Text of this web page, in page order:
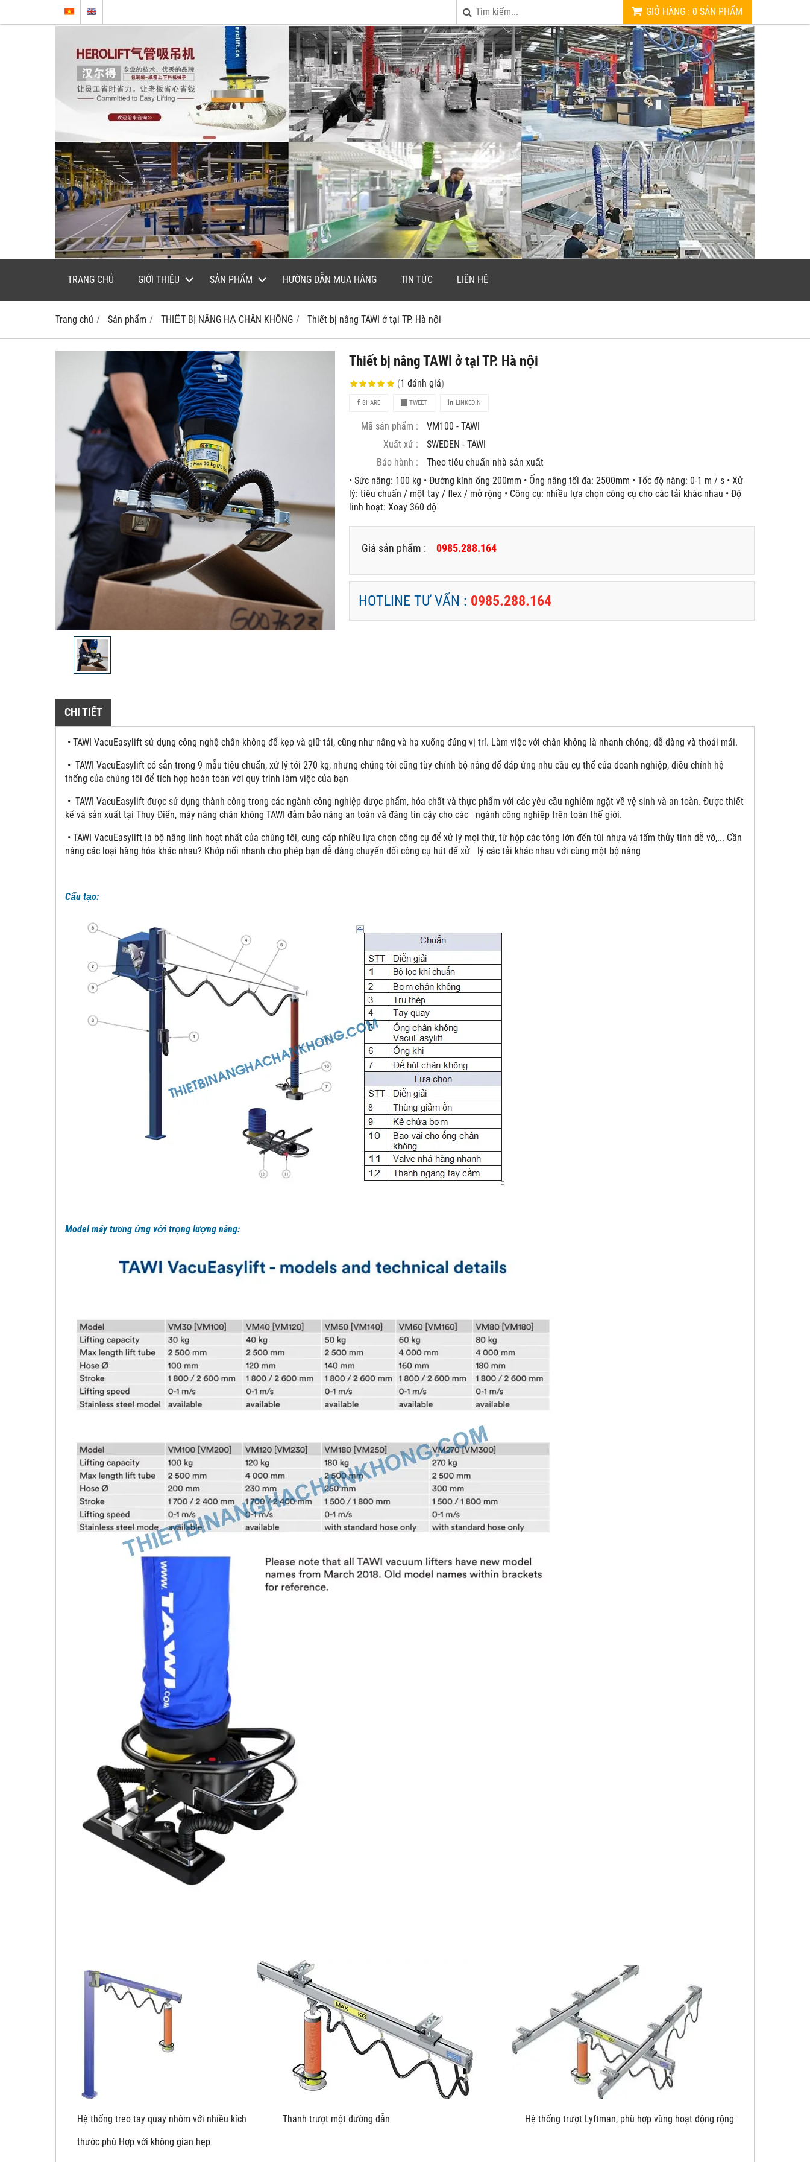
GIỎ HÀNG : 0 SẢN PHẨM
TRANG CHỦ GIỚI THIỆU SẢN PHẨM HƯỚNG DẪN MUA HÀNG TIN TỨC LIÊN HỆ
Trang chủ Sản phẩm THIẾT BỊ NÂNG HẠ CHÂN KHÔNG Thiết bị nâng TAWI ở tại TP. Hà nội
Thiết bị nâng TAWI ở tại TP. Hà nội
(1đánh giá)
SHARE TWEET LINKEDIN
Mã sản phẩm :
VM100 - TAWI
Xuất xứ :
SWEDEN - TAWI
Bảo hành :
Theo tiêu chuẩn nhà sản xuất
• Sức nâng: 100 kg • Đường kính ống 200mm • Ống nâng tối đa: 2500mm • Tốc độ nâng: 0-1 m / s • Xử
lý: tiêu chuẩn / một tay / flex / mở rộng • Công cụ: nhiều lựa chọn công cụ cho các tải khác nhau • Độ
linh hoạt: Xoay 360 độ
Giá sản phẩm : 0985.288.164
HOTLINE TƯ VẤN : 0985.288.164
CHI TIẾT
• TAWI VacuEasylift sử dụng công nghệ chân không để kẹp và giữ tải, cũng như nâng và hạ xuống đúng vị trí. Làm việc với chân không là nhanh chóng, dễ dàng và thoải mái.
• TAWI VacuEasylift có sẵn trong 9 mẫu tiêu chuẩn, xử lý tới 270 kg, nhưng chúng tôi cũng tùy chỉnh bộ nâng để đáp ứng nhu cầu cụ thể của doanh nghiệp, điều chỉnh hệ
thống của chúng tôi để tích hợp hoàn toàn với quy trình làm việc của bạn
• TAWI VacuEasylift được sử dụng thành công trong các ngành công nghiệp dược phẩm, hóa chất và thực phẩm với các yêu cầu nghiêm ngặt về vệ sinh và an toàn. Được thiết
kế và sản xuất tại Thụy Điển, máy nâng chân không TAWI đảm bảo nâng an toàn và đáng tin cậy cho các ngành công nghiệp trên toàn thế giới.
• TAWI VacuEasylift là bộ nâng linh hoạt nhất của chúng tôi, cung cấp nhiều lựa chọn công cụ để xử lý mọi thứ, từ hộp các tông lớn đến túi nhựa và tấm thủy tinh dễ vỡ,... Cần
nâng các loại hàng hóa khác nhau? Khớp nối nhanh cho phép bạn dễ dàng chuyển đổi công cụ hút để xử lý các tải khác nhau với cùng một bộ nâng
Cấu tạo:
Model máy tương ứng với trọng lượng nâng:
Hệ thống treo tay quay nhôm với nhiều kích Thanh trượt một đường dẫn Hệ thống trượt Lyftman, phù hợp vùng hoạt động rộng
thước phù Hợp với không gian hẹp